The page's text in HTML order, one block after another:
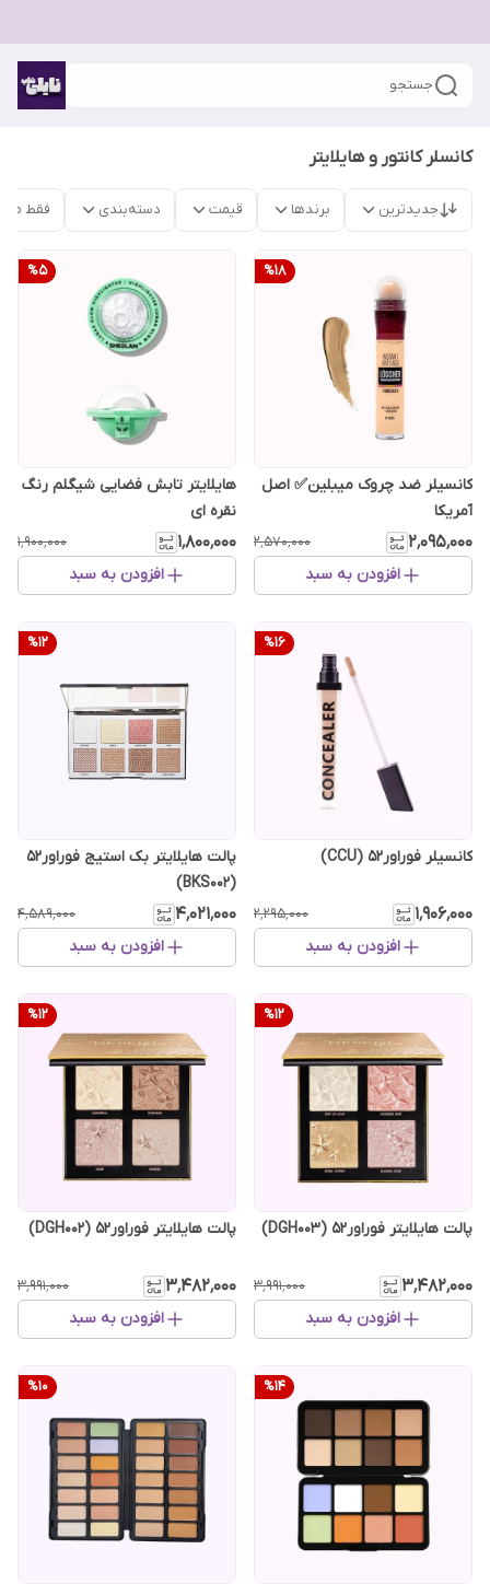
جستجو
کانسلر کانتور و هایلایتر
جدیدترین برندها قیمت دسته‌بندی فقط
%18
کانسیلر ضد چروک میبلین✅ اصل
آمریکا
۲٬۰۹۵٬۰۰۰ ۲٬۵۷۰٬۰۰۰
افزودن به سبد
%5
هایلایتر تابش فضایی شیگلم رنگ
نقره ای
۱٬۸۰۰٬۰۰۰ ۱٬۹۰۰٬۰۰۰
افزودن به سبد
%16
کانسیلر فوراور52 (CCU)
۱٬۹۰۶٬۰۰۰ ۲٬۲۹۵٬۰۰۰
افزودن به سبد
%12
پالت هایلایتر بک استیج فوراور52
(BKS002)
۴٬۰۲۱٬۰۰۰ ۴٬۵۸۹٬۰۰۰
افزودن به سبد
%12
پالت هایلایتر فوراور52 (DGH003)
۳٬۴۸۲٬۰۰۰ ۳٬۹۹۱٬۰۰۰
افزودن به سبد
%12
پالت هایلایتر فوراور52 (DGH002)
۳٬۴۸۲٬۰۰۰ ۳٬۹۹۱٬۰۰۰
افزودن به سبد
%14
%10